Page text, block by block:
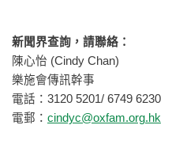
新聞界查詢，請聯絡：
陳心怡 (Cindy Chan)
樂施會傳訊幹事
電話：3120 5201/ 6749 6230
電郵： cindyc@oxfam.org.hk